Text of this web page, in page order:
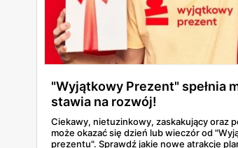
"Wyjątkowy Prezent" spełnia
stawia na rozwój!
Ciekawy, nietuzinkowy, zaskakujący oraz
może okazać się dzień lub wieczór od
prezentu". Sprawdź jakie nowe atrakcje